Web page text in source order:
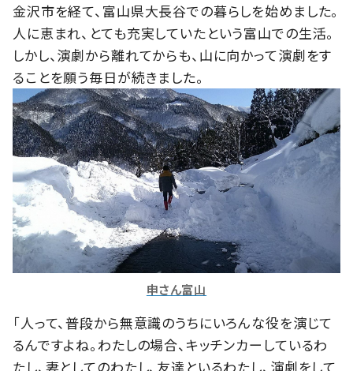
金沢市を経て、富山県大長谷での暮らしを始めました。
人に恵まれ、とても充実していたという富山での生活。
しかし、演劇から離れてからも、山に向かって演劇をす
ることを願う毎日が続きました。
申さん富山
「人って、普段から無意識のうちにいろんな役を演じて
るんですよね。わたしの場合、キッチンカーしているわ
たし、妻としてのわたし、友達といるわたし、演劇をして